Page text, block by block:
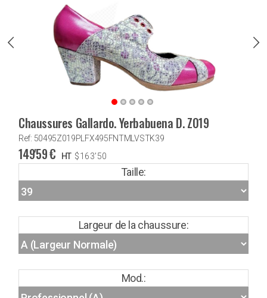
Chaussures Gallardo. Yerbabuena D. Z019
Ref: 50495Z019PLFX495FNTMLVSTK39
149'59€ HT $163'50
Taille:
Largeur de la chaussure:
Mod.: